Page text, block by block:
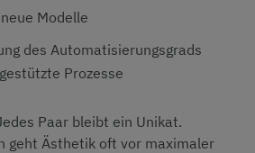
Modelle
des Automatisierungsgrads
Prozesse
Paar bleibt ein Unikat.
geht Ästhetik oft vor maximaler